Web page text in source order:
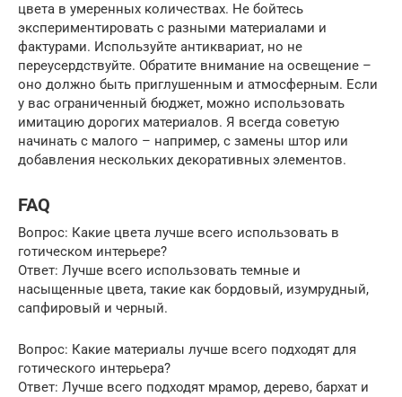
цвета в умеренных количествах. Не бойтесь
экспериментировать с разными материалами и
фактурами. Используйте антиквариат, но не
переусердствуйте. Обратите внимание на освещение –
оно должно быть приглушенным и атмосферным. Если
у вас ограниченный бюджет, можно использовать
имитацию дорогих материалов. Я всегда советую
начинать с малого – например, с замены штор или
добавления нескольких декоративных элементов.
FAQ
Вопрос: Какие цвета лучше всего использовать в
готическом интерьере?
Ответ: Лучше всего использовать темные и
насыщенные цвета, такие как бордовый, изумрудный,
сапфировый и черный.
Вопрос: Какие материалы лучше всего подходят для
готического интерьера?
Ответ: Лучше всего подходят мрамор, дерево, бархат и